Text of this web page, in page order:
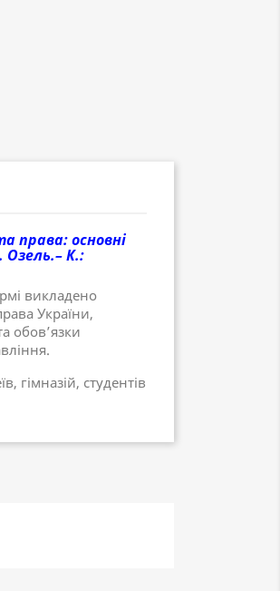
права: основні
Озель.– К.:
викладено
України,
обов’язки
гімназій, студентів